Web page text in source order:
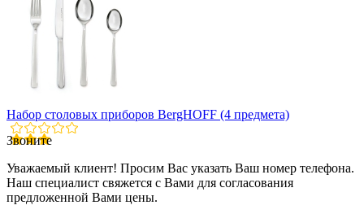
Набор столовых приборов BergHOFF (4 предмета)
Звоните
Уважаемый клиент! Просим Вас указать Ваш номер телефона.
Наш специалист свяжется с Вами для согласования
предложенной Вами цены.